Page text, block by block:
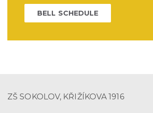
BELL SCHEDULE
ZŠ SOKOLOV, KŘIŽÍKOVA 1916